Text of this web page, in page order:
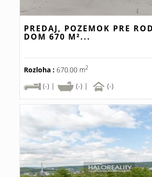
PREDAJ, POZEMOK PRE
DOM 670 M²...
Rozloha : 670.00 m2
(-) |
(-) | (-)